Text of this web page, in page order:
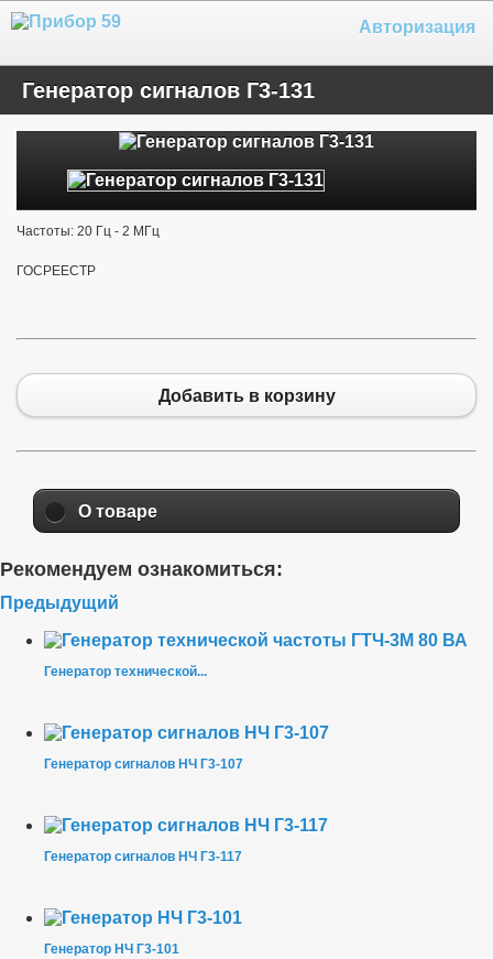
Авторизация
Генератор сигналов Г3-131
Частоты: 20 Гц - 2 МГц
ГОСРЕЕСТР
Добавить в корзину
О товаре
Рекомендуем ознакомиться:
Предыдущий
Генератор технической...
Генератор сигналов НЧ Г3-107
Генератор сигналов НЧ Г3-117
Генератор НЧ Г3-101